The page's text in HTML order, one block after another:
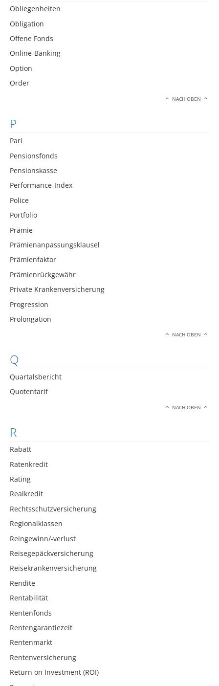
Obliegenheiten
Obligation
Offene Fonds
Online-Banking
Option
Order
NACH OBEN
P
Pari
Pensionsfonds
Pensionskasse
Performance-Index
Police
Portfolio
Prämie
Prämienanpassungsklausel
Prämienfaktor
Prämienrückgewähr
Private Krankenversicherung
Progression
Prolongation
NACH OBEN
Q
Quartalsbericht
Quotentarif
NACH OBEN
R
Rabatt
Ratenkredit
Rating
Realkredit
Rechtsschutzversicherung
Regionalklassen
Reingewinn/-verlust
Reisegepäckversicherung
Reisekrankenversicherung
Rendite
Rentabilität
Rentenfonds
Rentengarantiezeit
Rentenmarkt
Rentenversicherung
Return on Investment (ROI)